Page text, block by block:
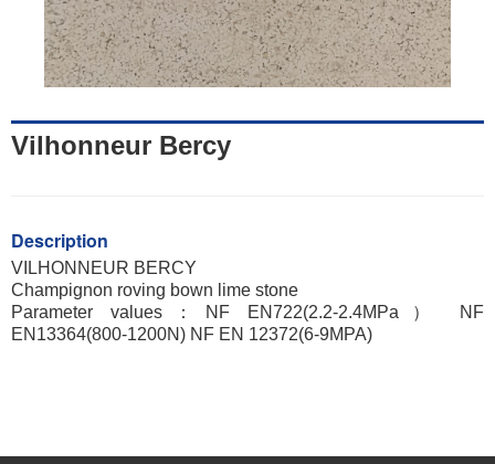
Vilhonneur Bercy
Description
VILHONNEUR BERCY
Champignon roving bown lime stone
Parameter values：NF EN722(2.2-2.4MPa） NF
EN13364(800-1200N) NF EN 12372(6-9MPA)